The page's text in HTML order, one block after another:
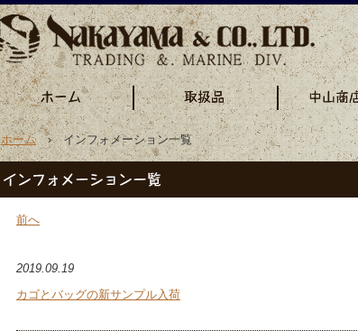
ホーム› インフォメーション一覧
前へ
2019.09.19
カゴとバッグの新サンプル入荷